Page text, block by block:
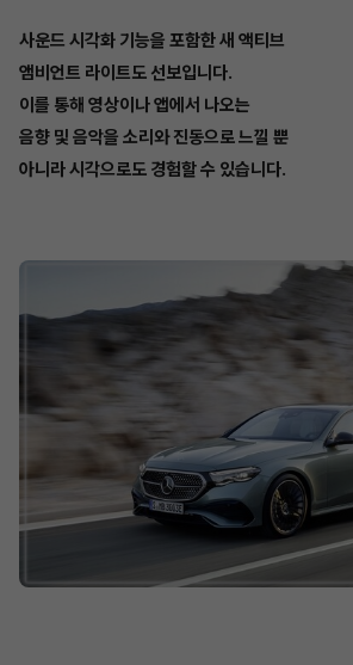
사운드 시각화 기능을 포함한 새 액티브
앰비언트 라이트도 선보입니다.
이를 통해 영상이나 앱에서 나오는
음향 및 음악을 소리와 진동으로 느낄 뿐
아니라 시각으로도 경험할 수 있습니다.